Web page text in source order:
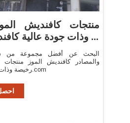
منتجات كافنديش
وذات جودة عالية كافنديش الموز ...
البحث عن أفضل مجموعة من
والمصادر كافنديش الموز منتجات
رخيصة وذات جودة عالية في.com